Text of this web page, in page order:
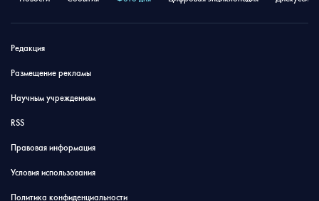
Редакция
Размещение рекламы
Научным учреждениям
RSS
Правовая информация
Условия использования
Политика конфиденциальности